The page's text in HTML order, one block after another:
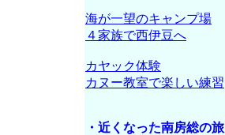
海が一望のキャンプ場
４家族で西伊豆へ
カヤック体験
カヌー教室で楽しい練習
・近くなった南房総の旅